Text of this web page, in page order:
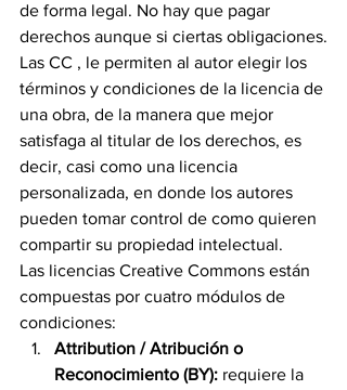
de forma legal. No hay que pagar
derechos aunque si ciertas obligaciones.
Las CC , le permiten al autor elegir los
términos y condiciones de la licencia de
una obra, de la manera que mejor
satisfaga al titular de los derechos, es
decir, casi como una licencia
personalizada, en donde los autores
pueden tomar control de como quieren
compartir su propiedad intelectual.
Las licencias Creative Commons están
compuestas por cuatro módulos de
condiciones:
Attribution / Atribución o
Reconocimiento (BY): requiere la